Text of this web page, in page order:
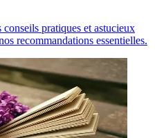
pratiques et astucieux
recommandations essentielles.